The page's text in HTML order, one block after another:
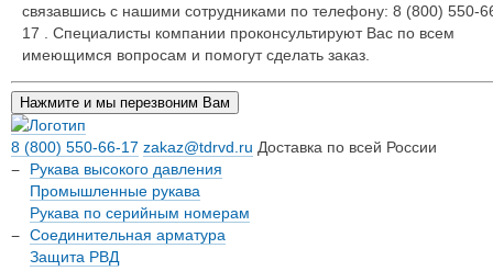
связавшись с нашими сотрудниками по телефону: 8 (800) 550-
17 . Специалисты компании проконсультируют Вас по всем
имеющимся вопросам и помогут сделать заказ.
Нажмите и мы перезвоним Вам
8 (800) 550-66-17 zakaz@tdrvd.ru Доставка по всей России
Рукава высокого давления
Промышленные рукава
Рукава по серийным номерам
Соединительная арматура
Защита РВД